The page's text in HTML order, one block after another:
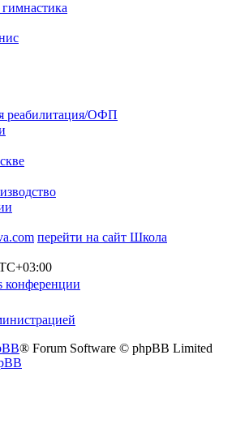
реабилитация/ОФП
перейти на сайт Школа
конференции
® Forum Software © phpBB Limited